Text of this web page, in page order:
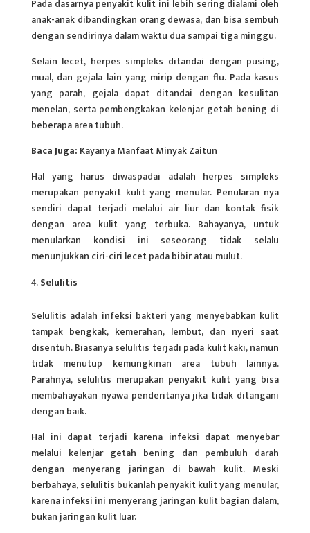
Pada dasarnya penyakit kulit ini lebih sering dialami oleh
anak-anak dibandingkan orang dewasa, dan bisa sembuh
dengan sendirinya dalam waktu dua sampai tiga minggu.
Selain lecet, herpes simpleks ditandai dengan pusing,
mual, dan gejala lain yang mirip dengan flu. Pada kasus
yang parah, gejala dapat ditandai dengan kesulitan
menelan, serta pembengkakan kelenjar getah bening di
beberapa area tubuh.
Baca Juga: Kayanya Manfaat Minyak Zaitun
Hal yang harus diwaspadai adalah herpes simpleks
merupakan penyakit kulit yang menular. Penularan nya
sendiri dapat terjadi melalui air liur dan kontak fisik
dengan area kulit yang terbuka. Bahayanya, untuk
menularkan kondisi ini seseorang tidak selalu
menunjukkan ciri-ciri lecet pada bibir atau mulut.
Selulitis
Selulitis adalah infeksi bakteri yang menyebabkan kulit
tampak bengkak, kemerahan, lembut, dan nyeri saat
disentuh. Biasanya selulitis terjadi pada kulit kaki, namun
tidak menutup kemungkinan area tubuh lainnya.
Parahnya, selulitis merupakan penyakit kulit yang bisa
membahayakan nyawa penderitanya jika tidak ditangani
dengan baik.
Hal ini dapat terjadi karena infeksi dapat menyebar
melalui kelenjar getah bening dan pembuluh darah
dengan menyerang jaringan di bawah kulit. Meski
berbahaya, selulitis bukanlah penyakit kulit yang menular,
karena infeksi ini menyerang jaringan kulit bagian dalam,
bukan jaringan kulit luar.